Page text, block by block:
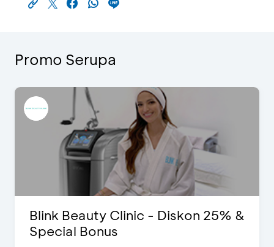
Promo Serupa
Blink Beauty Clinic - Diskon 25% &
Special Bonus